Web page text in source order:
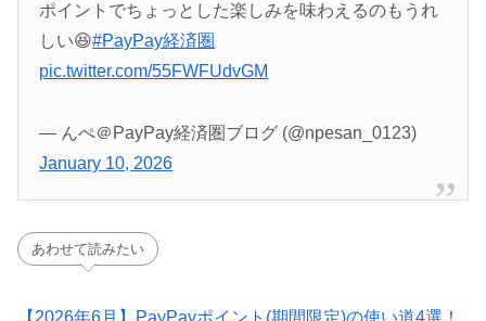
ポイントでちょっとした楽しみを味わえるのもうれ
しい😆#PayPay経済圏
pic.twitter.com/55FWFUdvGM
— んぺ＠PayPay経済圏ブログ (@npesan_0123)
January 10, 2026
あわせて読みたい